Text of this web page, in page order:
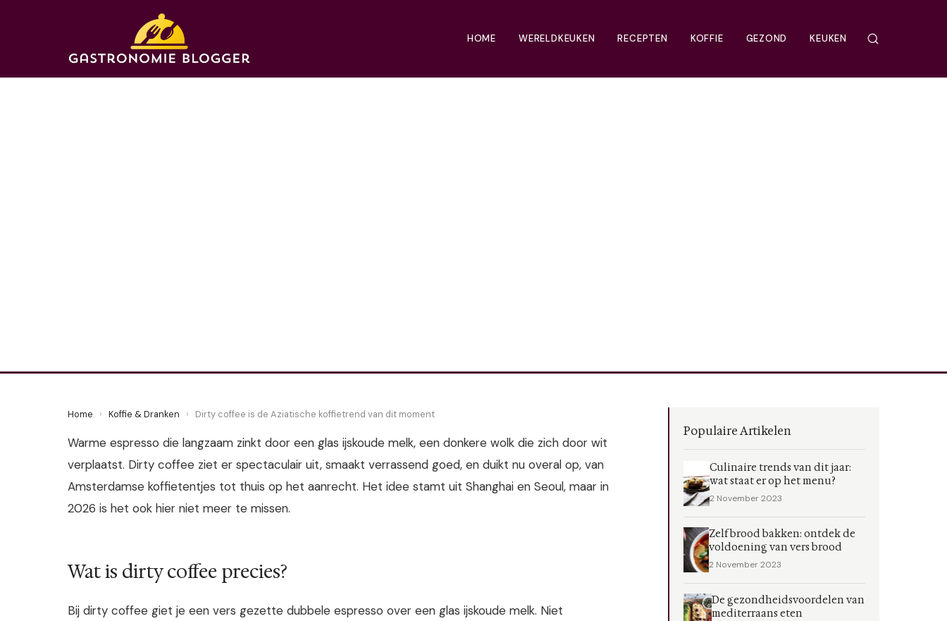
HOME WERELDKEUKEN RECEPTEN KOFFIE GEZOND KEUKEN
Home › Koffie & Dranken › Dirty coffee is de Aziatische koffietrend van dit moment
Warme espresso die langzaam zinkt door een glas ijskoude melk, een donkere wolk die zich door wit
verplaatst. Dirty coffee ziet er spectaculair uit, smaakt verrassend goed, en duikt nu overal op, van
Amsterdamse koffietentjes tot thuis op het aanrecht. Het idee stamt uit Shanghai en Seoul, maar in
2026 is het ook hier niet meer te missen.
Wat is dirty coffee precies?
Bij dirty coffee giet je een vers gezette dubbele espresso over een glas ijskoude melk. Niet
Populaire Artikelen
Culinaire trends van dit jaar:
wat staat er op het menu?
2 November 2023
Zelf brood bakken: ontdek de
voldoening van vers brood
2 November 2023
De gezondheidsvoordelen van
mediterraans eten